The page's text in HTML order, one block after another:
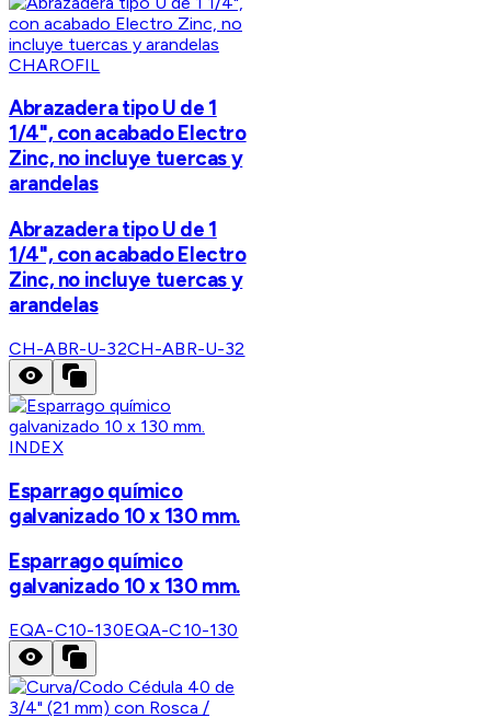
CHAROFIL
Abrazadera tipo U de 1
1/4", con acabado Electro
Zinc, no incluye tuercas y
arandelas
Abrazadera tipo U de 1
1/4", con acabado Electro
Zinc, no incluye tuercas y
arandelas
CH-ABR-U-32CH-ABR-U-32
INDEX
Esparrago químico
galvanizado 10 x 130 mm.
Esparrago químico
galvanizado 10 x 130 mm.
EQA-C10-130EQA-C10-130